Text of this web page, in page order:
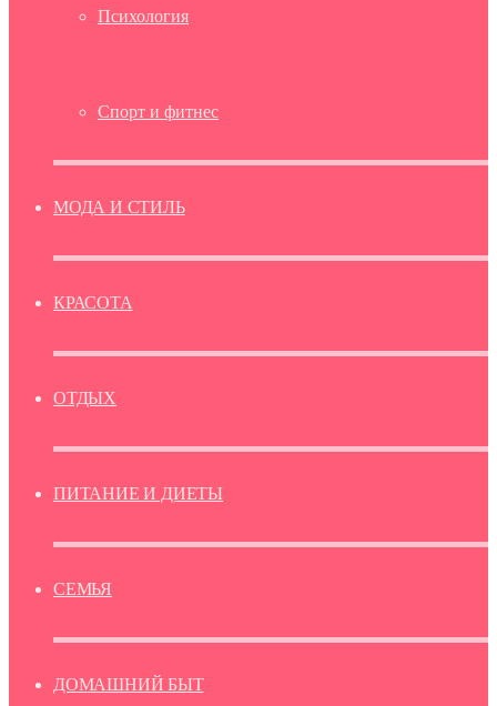
Психология
Спорт и фитнес
МОДА И СТИЛЬ
КРАСОТА
ОТДЫХ
ПИТАНИЕ И ДИЕТЫ
СЕМЬЯ
ДОМАШНИЙ БЫТ